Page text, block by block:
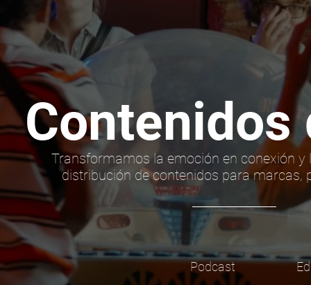
Transformamos la emoción en conexión y
distribución de contenidos para marcas,
Podcast